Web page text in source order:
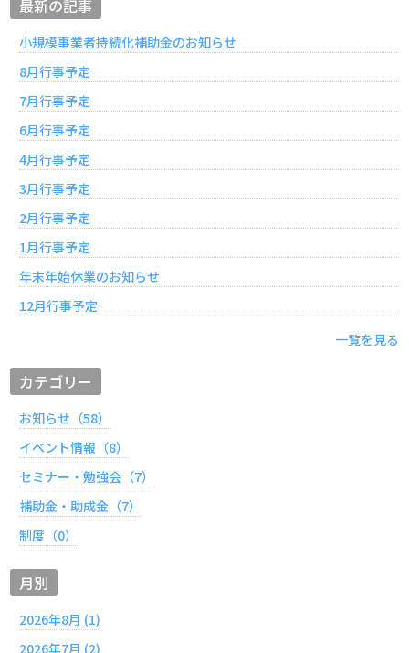
最新の記事
小規模事業者持続化補助金のお知らせ
8月行事予定
7月行事予定
6月行事予定
4月行事予定
3月行事予定
2月行事予定
1月行事予定
年末年始休業のお知らせ
12月行事予定
一覧を見る
カテゴリー
お知らせ（58）
イベント情報（8）
セミナー・勉強会（7）
補助金・助成金（7）
制度（0）
月別
2026年8月 (1)
2026年7月 (2)